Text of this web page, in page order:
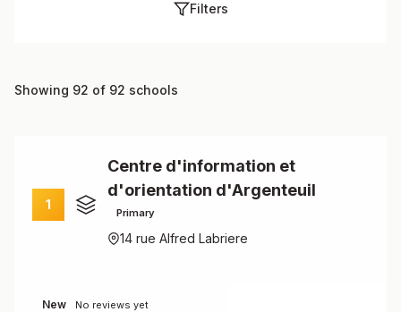
Filters
Showing 92 of 92 schools
1
Centre d'information et
d'orientation d'Argenteuil
Primary
14 rue Alfred Labriere
New No reviews yet